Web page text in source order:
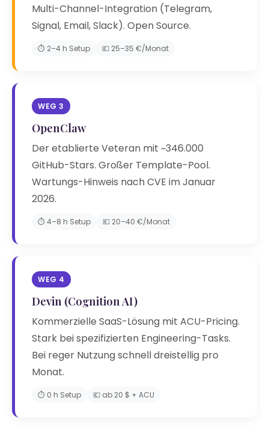
Multi-Channel-Integration (Telegram,
Signal, Email, Slack). Open Source.
⏱️ 2–4 h Setup 💶 25–35 €/Monat
WEG 3
OpenClaw
Der etablierte Veteran mit ~346.000
GitHub-Stars. Großer Template-Pool.
Wartungs-Hinweis nach CVE im Januar
2026.
⏱️ 4–8 h Setup 💶 20–40 €/Monat
WEG 4
Devin (Cognition AI)
Kommerzielle SaaS-Lösung mit ACU-Pricing.
Stark bei spezifizierten Engineering-Tasks.
Bei reger Nutzung schnell dreistellig pro
Monat.
⏱️ 0 h Setup 💶 ab 20 $ + ACU